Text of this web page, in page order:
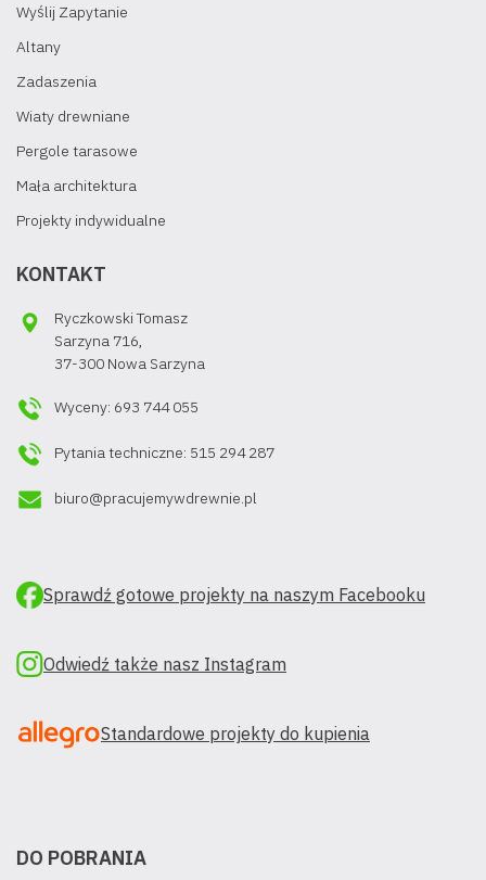
Wyślij Zapytanie
Altany
Zadaszenia
Wiaty drewniane
Pergole tarasowe
Mała architektura
Projekty indywidualne
KONTAKT
Ryczkowski Tomasz
Sarzyna 716,
37-300 Nowa Sarzyna
Wyceny: 693 744 055
Pytania techniczne: 515 294 287
biuro@pracujemywdrewnie.pl
Sprawdź gotowe projekty na naszym Facebooku
Odwiedź także nasz Instagram
Standardowe projekty do kupienia
DO POBRANIA